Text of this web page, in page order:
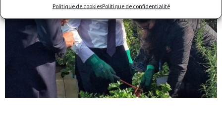
Politique de cookiesPolitique de confidentialité